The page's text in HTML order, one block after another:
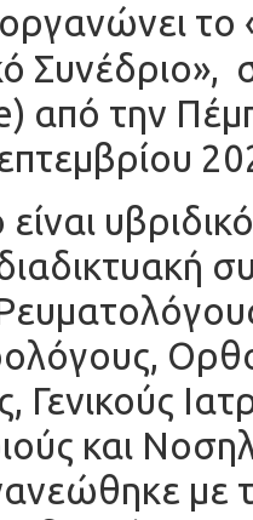
το
Συνέδριο»,
από την
Γενικούς
και
με